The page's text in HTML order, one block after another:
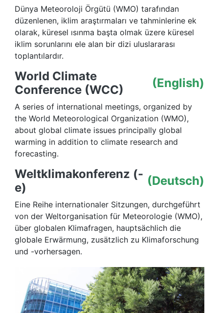
Dünya Meteoroloji Örgütü (WMO) tarafından
düzenlenen, iklim araştırmaları ve tahminlerine ek
olarak, küresel ısınma başta olmak üzere küresel
iklim sorunlarını ele alan bir dizi uluslararası
toplantılardır.
World Climate
Conference (WCC)
(English)
A series of international meetings, organized by
the World Meteorological Organization (WMO),
about global climate issues principally global
warming in addition to climate research and
forecasting.
Weltklimakonferenz (-
e)
(Deutsch)
Eine Reihe internationaler Sitzungen, durchgeführt
von der Weltorganisation für Meteorologie (WMO),
über globalen Klimafragen, hauptsächlich die
globale Erwärmung, zusätzlich zu Klimaforschung
und -vorhersagen.